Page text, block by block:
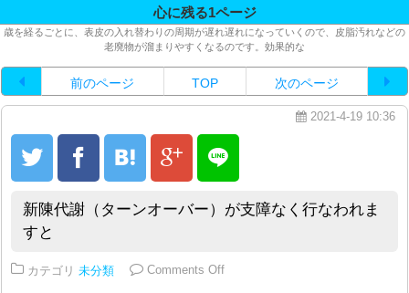
心に残る1ページ
歳を経るごとに、表皮の入れ替わりの周期が遅れ遅れになっていくので、皮脂汚れなどの
老廃物が溜まりやすくなるのです。効果的な
前のページ TOP 次のページ
2021-4-19 10:36
新陳代謝（ターンオーバー）が支障なく行なわれま
すと
カテゴリ 未分類 Comments Offon 新陳代謝（ターンオーバー）